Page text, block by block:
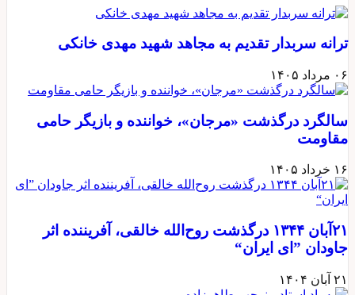
ترانه سربدار تقدیم به مجاهد شهید مهدی خانکی
۰۶ مرداد ۱۴۰۵
سالگرد درگذشت «مرجان»، خواننده و بازیگر حامی
مقاومت
۱۶ خرداد ۱۴۰۵
۲۱آبان ۱۳۴۴ درگذشت روح‌الله خالقی، آفریننده اثر
جاودان ”ای ایران“
۲۱ آبان ۱۴۰۴